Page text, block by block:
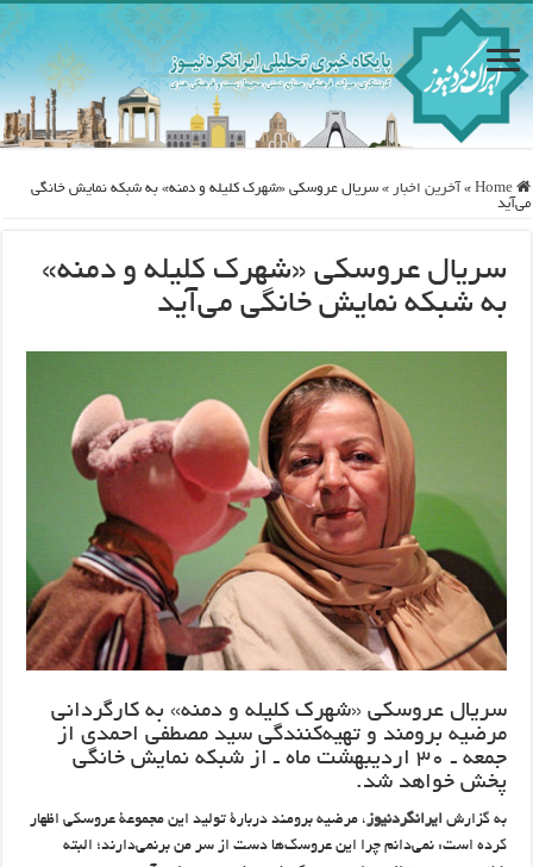
Home
» آخرین اخبار » سریال عروسکی «شهرک کلیله و دمنه» به شبکه نمایش خانگی
می‌آید
سریال عروسکی «شهرک کلیله و دمنه»
به شبکه نمایش خانگی می‌آید
سریال عروسکی «شهرک کلیله و دمنه» به کارگردانی
مرضیه برومند و تهیه‌کنندگی سید مصطفی احمدی از
جمعه ـ ۳۰ اردیبهشت ماه ـ از شبکه نمایش خانگی
پخش خواهد شد.
به گزارشایرانگردنیوز، مرضیه برومند دربارۀ تولید این مجموعۀ عروسکی اظهار
کرده است: نمی‌دانم چرا این عروسک‌ها دست از سر من برنمی‌دارند؛ البته